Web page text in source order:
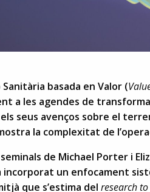
basada en Valor (
a les agendes de
seus avenços sobre el
la complexitat de
de Michael Porter i
incorporat un enfocament
que s’estima del research